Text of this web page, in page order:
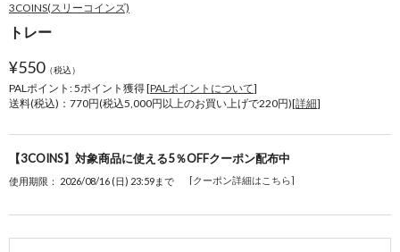
3COINS(スリーコインズ)
トレー
¥550（税込）
PALポイント: 5ポイント獲得 [PALポイントについて]
送料(税込)：770円(税込5,000円以上のお買い上げで220円)[詳細]
【3COINS】対象商品に使える5％OFFクーポン配布中
使用期限： 2026/08/16 (日) 23:59まで [クーポン詳細はこちら]